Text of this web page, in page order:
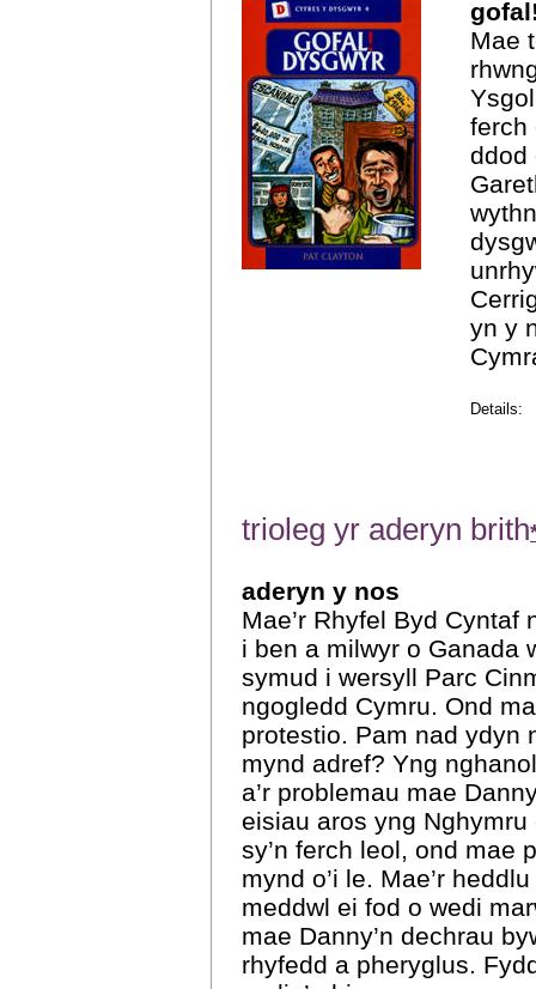
Mae
ferch
ddod
yn y
Details:
trioleg yr aderyn brith
aderyn y nos
Mae’r Rhyfel Byd Cyntaf
i ben a milwyr o Ganada
symud i wersyll Parc
ngogledd Cymru. Ond
protestio. Pam nad ydyn
mynd adref? Yng
a’r problemau mae
eisiau aros yng Nghymru
sy’n ferch leol, ond mae
mynd o’i le. Mae’r
meddwl ei fod o wedi
mae Danny’n dechrau
rhyfedd a pheryglus.